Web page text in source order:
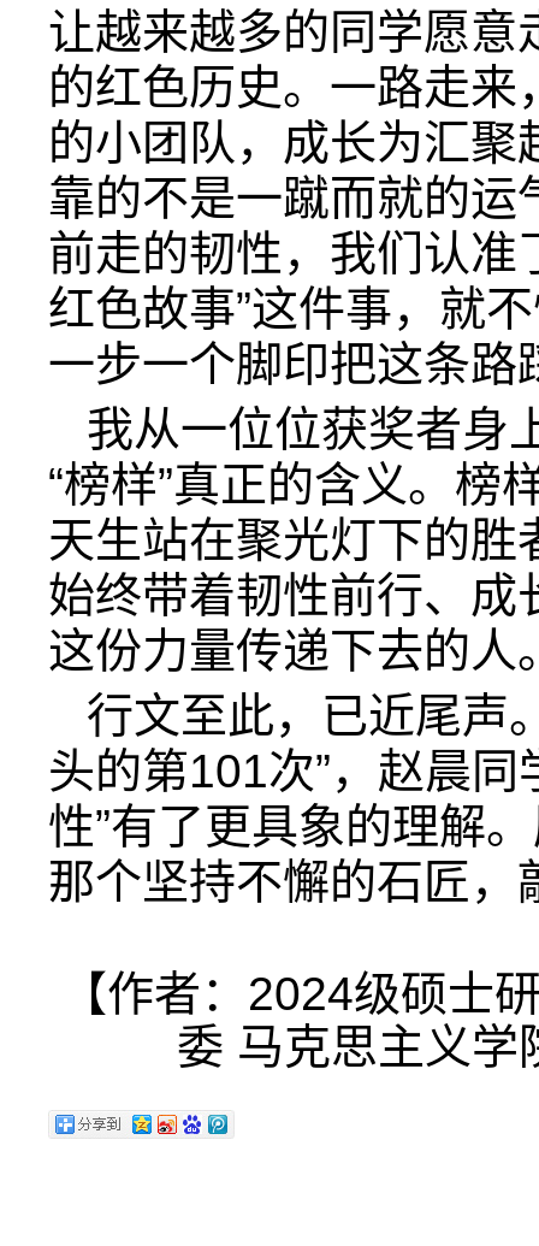
让越来越多的同学愿意
的红色历史。一路走
的小团队，成长为汇
靠的不是一蹴而就的运
前走的韧性，我们认准
红色故事”这件事，就
一步一个脚印把这条路
我从一位位获奖者身
“榜样”真正的含义。榜
天生站在聚光灯下的
始终带着韧性前行、成
这份力量传递下去的人
行文至此，已近尾声
头的第101次”，赵晨
性”有了更具象的理解
那个坚持不懈的石匠
【作者：2024级硕士
委 马克思主义学